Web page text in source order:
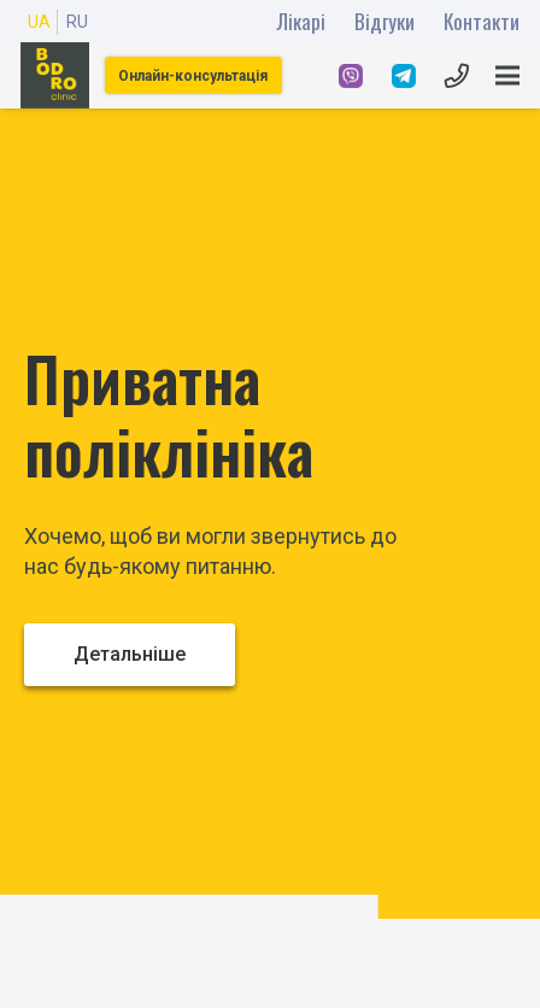
UA RU Лікарі Відгуки Контакти
Онлайн-консультація
Приватна
поліклініка
Хочемо, щоб ви могли звернутись до
нас будь-якому питанню.
Детальніше